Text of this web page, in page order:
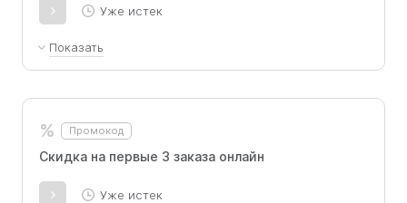
Уже истек
Показать
руб.
% Промокод
Скидка на первые 3 заказа онлайн
Уже истек